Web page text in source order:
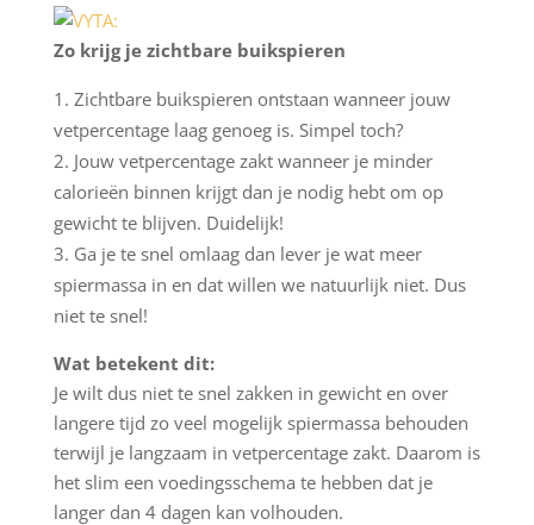
Zo krijg je zichtbare buikspieren
Zichtbare buikspieren ontstaan wanneer jouw
vetpercentage laag genoeg is. Simpel toch?
Jouw vetpercentage zakt wanneer je minder
calorieën binnen krijgt dan je nodig hebt om op
gewicht te blijven. Duidelijk!
Ga je te snel omlaag dan lever je wat meer
spiermassa in en dat willen we natuurlijk niet. Dus
niet te snel!
Wat betekent dit:
Je wilt dus niet te snel zakken in gewicht en over
langere tijd zo veel mogelijk spiermassa behouden
terwijl je langzaam in vetpercentage zakt. Daarom is
het slim een voedingsschema te hebben dat je
langer dan 4 dagen kan volhouden.